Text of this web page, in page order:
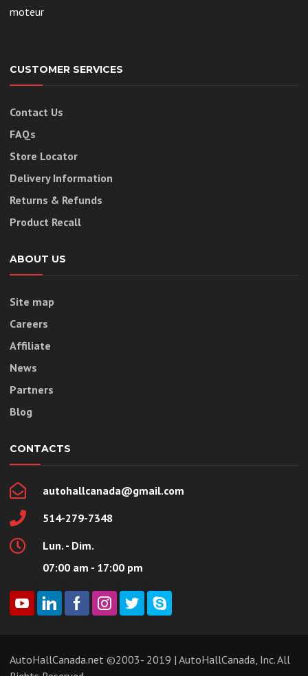
moteur
CUSTOMER SERVICES
Contact Us
FAQs
Store Locator
Delivery Information
Returns & Refunds
Product Recall
ABOUT US
Site map
Careers
Affiliate
News
Partners
Blog
CONTACTS
autohallcanada@gmail.com
514-279-7348
Lun. - Dim.
07:00 am - 17:00 pm
AutoHallCanada.net ©2003- 2019 | AutoHallCanada, Inc. All